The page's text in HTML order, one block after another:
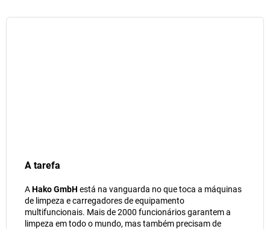
A tarefa
AHako GmbH está na vanguarda no que toca a máquinas
de limpeza e carregadores de equipamento
multifuncionais. Mais de 2000 funcionários garantem a
limpeza em todo o mundo, mas também precisam de